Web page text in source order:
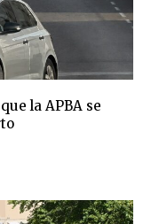
la APBA se